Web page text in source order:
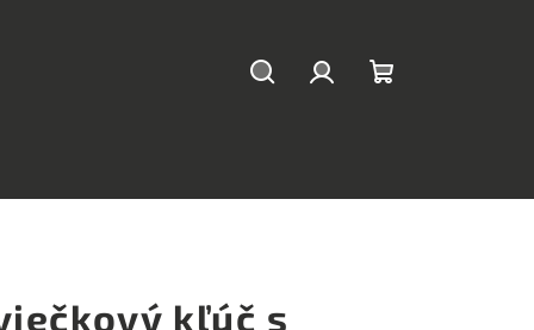
kľúč s